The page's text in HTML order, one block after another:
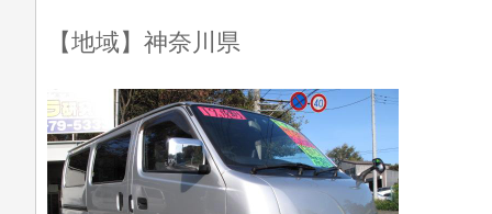
【地域】神奈川県